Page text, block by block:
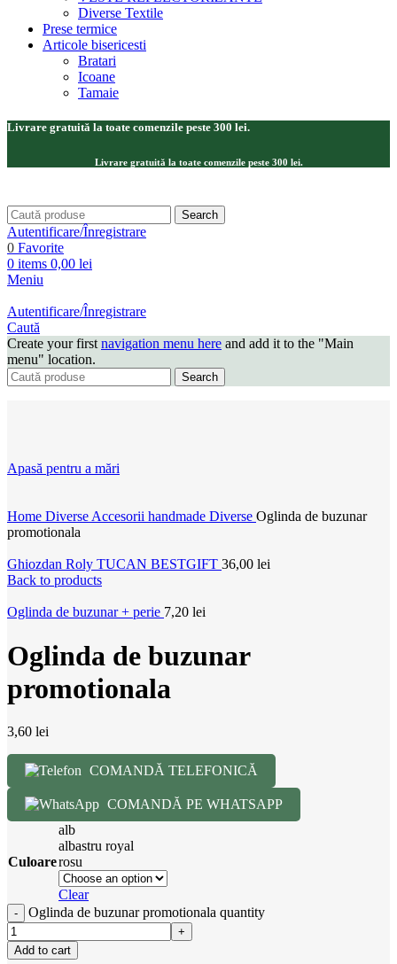
Diverse Textile
Prese termice
Articole bisericesti
Bratari
Icoane
Tamaie
Livrare gratuită la toate comenzile peste 300 lei.
Livrare gratuită la toate comenzile peste 300 lei.
Search
Autentificare/Înregistrare
0 Favorite
0 items 0,00 lei
Meniu
Autentificare/Înregistrare
Caută
Create your first navigation menu here and add it to the "Main
menu" location.
Search
Apasă pentru a mări
Home Diverse Accesorii handmade Diverse Oglinda de buzunar
promotionala
Ghiozdan Roly TUCAN BESTGIFT 36,00 lei
Back to products
Oglinda de buzunar + perie 7,20 lei
Oglinda de buzunar
promotionala
3,60 lei
COMANDĂ TELEFONICĂ
COMANDĂ PE WHATSAPP
Culoare
alb
albastru royal
rosu
Clear
Oglinda de buzunar promotionala quantity
Add to cart